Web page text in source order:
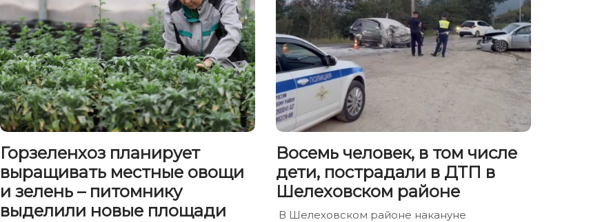
Горзеленхоз планирует
выращивать местные овощи
и зелень – питомнику
выделили новые площади
Восемь человек, в том числе
дети, пострадали в ДТП в
Шелеховском районе
В Шелеховском районе накануне